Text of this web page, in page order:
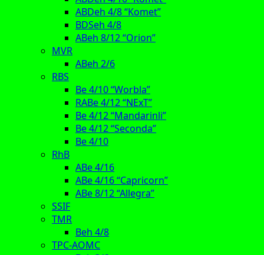
ABDeh 4/8 “Komet”
BDSeh 4/8
ABeh 8/12 “Orion”
MVR
ABeh 2/6
RBS
Be 4/10 “Worbla”
RABe 4/12 “NExT”
Be 4/12 “Mandarinli”
Be 4/12 “Seconda”
Be 4/10
RhB
ABe 4/16
ABe 4/16 “Capricorn”
ABe 8/12 “Allegra”
SSIF
TMR
Beh 4/8
TPC-AOMC